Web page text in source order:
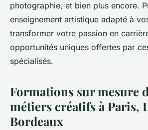
photographie, et bien plus encore.
enseignement artistique adapté à
transformer votre passion en
opportunités uniques offertes par
spécialisés.
Formations sur mesure
métiers créatifs à Paris,
Bordeaux